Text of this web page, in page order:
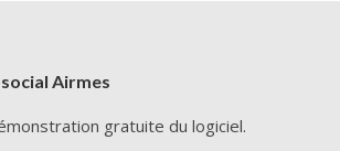
Airmes
gratuite du logiciel.